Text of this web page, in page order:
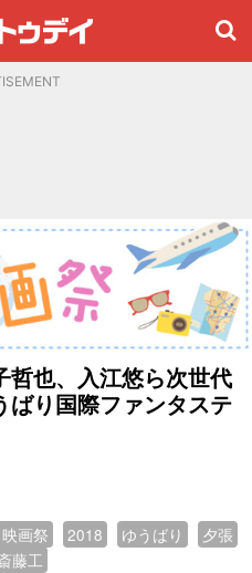
哲也、入江悠ら次世代
ばり国際ファンタステ
画祭
2018 ゆうばり
夕張
藤工